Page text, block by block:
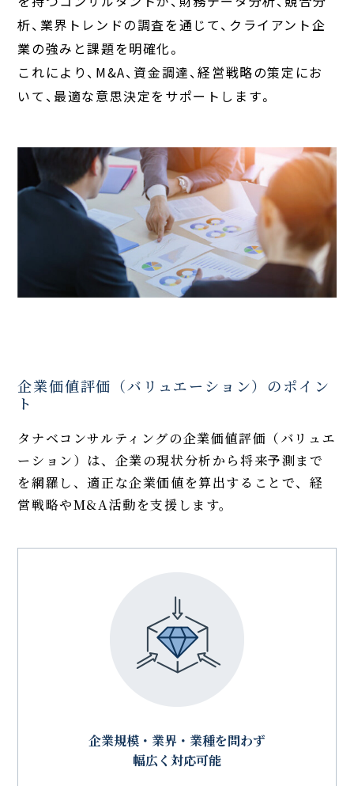
析、業界トレンドの調査を通じて、クライアント企
業の強みと課題を明確化。
これにより、M&A、資金調達、経営戦略の策定にお
いて、最適な意思決定をサポートします。
企業価値評価（バリュエーション）のポイン
ト
タナベコンサルティングの企業価値評価（バリュエ
ーション）は、企業の現状分析から将来予測まで
を網羅し、適正な企業価値を算出することで、経
営戦略やM&A活動を支援します。
企業規模・業界・業種を問わず
幅広く対応可能